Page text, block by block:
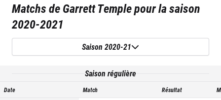
Matchs deGarrett Templepour la saison
2020-2021
Saison 2020-21
Saison régulière
Date Match Résultat